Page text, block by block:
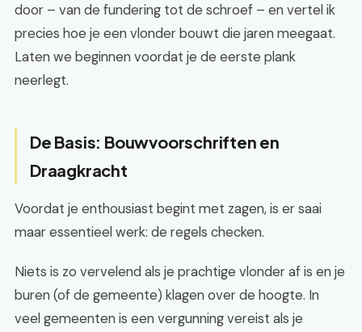
door – van de fundering tot de schroef – en vertel ik
precies hoe je een vlonder bouwt die jaren meegaat.
Laten we beginnen voordat je de eerste plank
neerlegt.
De Basis: Bouwvoorschriften en
Draagkracht
Voordat je enthousiast begint met zagen, is er saai
maar essentieel werk: de regels checken.
Niets is zo vervelend als je prachtige vlonder af is en je
buren (of de gemeente) klagen over de hoogte. In
veel gemeenten is een vergunning vereist als je